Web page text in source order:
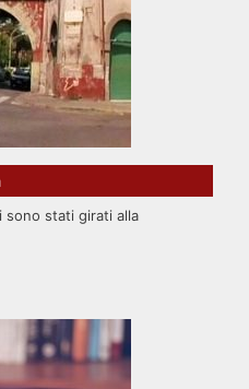
sono stati girati alla